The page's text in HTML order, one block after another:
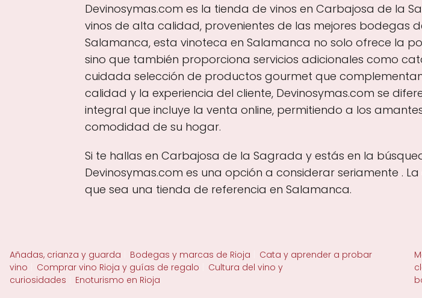
Devinosymas.com es la tienda de vinos en Carbajosa de la
vinos de alta calidad, provenientes de las mejores bodegas
Salamanca, esta vinoteca en Salamanca no solo ofrece la
sino que también proporciona servicios adicionales como
cuidada selección de productos gourmet que
calidad y la experiencia del cliente, Devinosymas.com se
integral que incluye la venta online, permitiendo a los
comodidad de su hogar.
Si te hallas en Carbajosa de la Sagrada y estás en la
Devinosymas.com es una opción a considerar seriamente .
que sea una tienda de referencia en Salamanca.
Añadas, crianza y guarda Bodegas y marcas de Rioja
Cata y aprender a probar
vino
Comprar vino Rioja y guías de regalo
Cultura del vino y
curiosidades
Enoturismo en Rioja